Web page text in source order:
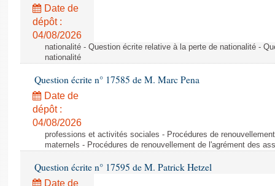
Date de
dépôt :
04/08/2026
nationalité - Question écrite relative à la perte de nationalité -
nationalité
Question écrite n° 17585 de M. Marc Pena
Date de
dépôt :
04/08/2026
professions et activités sociales - Procédures de
maternels - Procédures de renouvellement de l'agrément des
Question écrite n° 17595 de M. Patrick Hetzel
Date de